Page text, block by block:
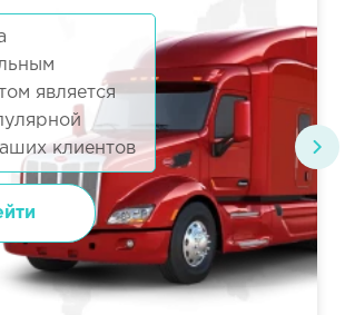
является
клиентов